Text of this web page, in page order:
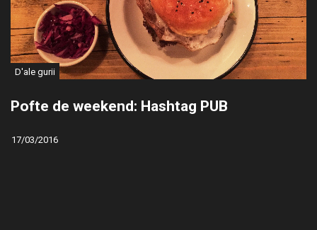
D'ale gurii
Pofte de weekend: Hashtag PUB
17/03/2016